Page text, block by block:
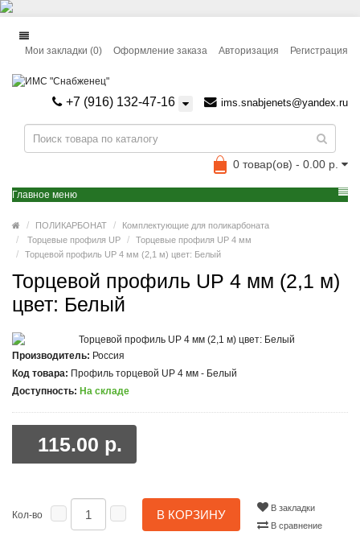
Авторизация Регистрация
Мои закладки (0) Оформление заказа
+7 (916) 132-47-16 ims.snabjenets@yandex.ru
0 товар(ов) - 0.00 р.
Главное меню
ПОЛИКАРБОНАТ
Комплектующие для поликарбоната
Торцевые профиля UP
Торцевые профиля UP 4 мм
Торцевой профиль UP 4 мм (2,1 м) цвет: Белый
Торцевой профиль UP 4 мм (2,1 м)
цвет: Белый
Производитель: Россия
Код товара: Профиль торцевой UP 4 мм - Белый
Доступность: На складе
115.00 р.
Кол-во В КОРЗИНУ
В закладки
В сравнение